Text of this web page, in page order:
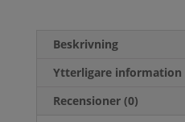
Beskrivning
Ytterligare information
Recensioner (0)